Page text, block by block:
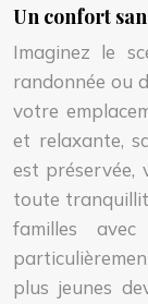
Un confort
Imaginez le
randonnée ou
votre
et relaxante,
est préservée,
toute
familles
plus jeunes